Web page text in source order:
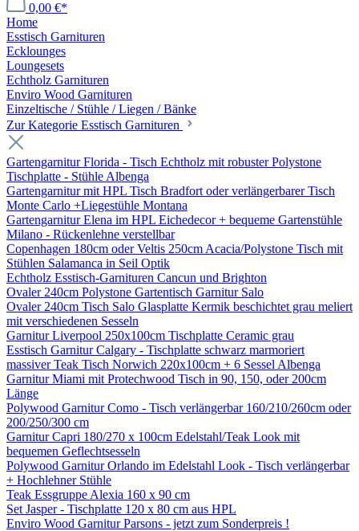
0,00 €*
Home
Esstisch Garnituren
Ecklounges
Loungesets
Echtholz Garnituren
Enviro Wood Garnituren
Einzeltische / Stühle / Liegen / Bänke
Zur Kategorie Esstisch Garnituren
Gartengarnitur Florida - Tisch Echtholz mit robuster Polystone
Tischplatte - Stühle Albenga
Gartengarnitur mit HPL Tisch Bradfort oder verlängerbarer Tisch
Monte Carlo +Liegestühle Montana
Gartengarnitur Elena im HPL Eichedecor + bequeme Gartenstühle
Milano - Rückenlehne verstellbar
Copenhagen 180cm oder Veltis 250cm Acacia/Polystone Tisch mit
Stühlen Salamanca in Seil Optik
Echtholz Esstisch-Garnituren Cancun und Brighton
Ovaler 240cm Polystone Gartentisch Garnitur Salo
Ovaler 240cm Tisch Salo Glasplatte Kermik beschichtet grau meliert
mit verschiedenen Sesseln
Garnitur Liverpool 250x100cm Tischplatte Ceramic grau
Esstisch Garnitur Calgary - Tischplatte schwarz marmoriert
massiver Teak Tisch Norwich 220x100cm + 6 Sessel Albenga
Garnitur Miami mit Protechwood Tisch in 90, 150, oder 200cm
Länge
Polywood Garnitur Como - Tisch verlängerbar 160/210/260cm oder
200/250/300 cm
Garnitur Capri 180/270 x 100cm Edelstahl/Teak Look mit
bequemen Geflechtsesseln
Polywood Garnitur Orlando im Edelstahl Look - Tisch verlängerbar
+ Hochlehner Stühle
Teak Essgruppe Alexia 160 x 90 cm
Set Jasper - Tischplatte 120 x 80 cm aus HPL
Enviro Wood Garnitur Parsons - jetzt zum Sonderpreis !